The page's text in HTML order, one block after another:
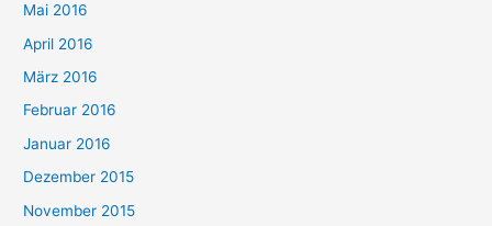
Mai 2016
April 2016
März 2016
Februar 2016
Januar 2016
Dezember 2015
November 2015